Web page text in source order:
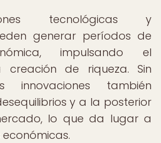
tecnológicas y
generar períodos de
impulsando el
de riqueza. Sin
innovaciones también
y a la posterior
lo que da lugar a
económicas.